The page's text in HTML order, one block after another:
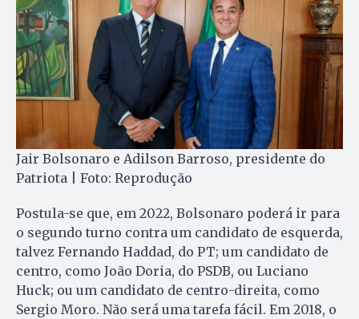
Jair Bolsonaro e Adilson Barroso, presidente do
Patriota | Foto: Reprodução
Postula-se que, em 2022, Bolsonaro poderá ir para
o segundo turno contra um candidato de esquerda,
talvez Fernando Haddad, do PT; um candidato de
centro, como João Doria, do PSDB, ou Luciano
Huck; ou um candidato de centro-direita, como
Sergio Moro. Não será uma tarefa fácil. Em 2018, o